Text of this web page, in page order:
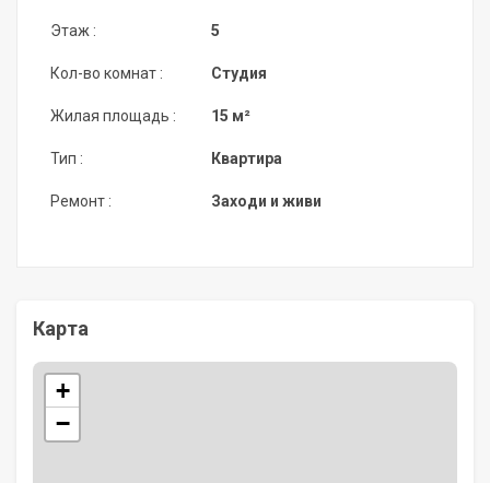
Этаж :
Кол-во комнат :
Жилая площадь :
Тип :
Ремонт :
5
Студия
15 м²
Квартира
Заходи и живи
Карта
+
−